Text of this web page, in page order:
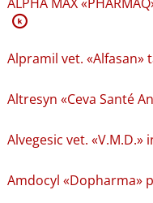
K
Alpramil vet. «Alfasan»
Altresyn «Ceva Santé
Alvegesic vet. «V.M.D.»
Amdocyl «Dopharma»